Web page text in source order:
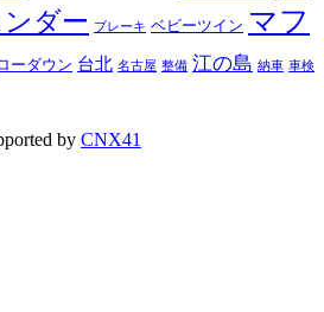
ダー ブレーキ ベビーツイン マフ
ーダウン 台北 名古屋 整備 江の島 納車 車検
by CNX41